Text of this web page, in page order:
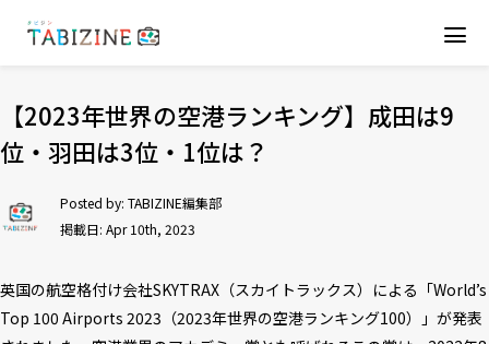
【2023年世界の空港ランキング】成田は9
位・羽田は3位・1位は？
Posted by: TABIZINE編集部
掲載日: Apr 10th, 2023
英国の航空格付け会社SKYTRAX（スカイトラックス）による「World’s
Top 100 Airports 2023（2023年世界の空港ランキング100）」が発表